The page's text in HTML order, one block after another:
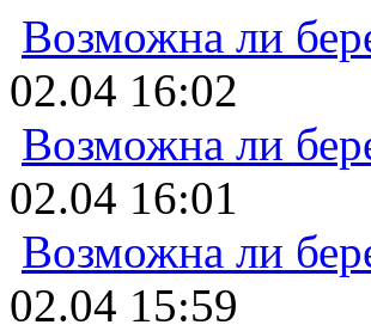
Возможна ли
02.04 16:02
Возможна ли
02.04 16:01
Возможна ли
02.04 15:59